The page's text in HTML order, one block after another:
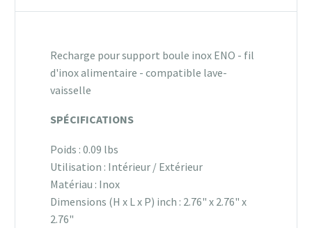
Recharge pour support boule inox ENO - fil
d'inox alimentaire - compatible lave-
vaisselle
SPÉCIFICATIONS
Poids : 0.09 lbs
Utilisation : Intérieur / Extérieur
Matériau : Inox
Dimensions (H x L x P) inch : 2.76" x 2.76" x
2.76"